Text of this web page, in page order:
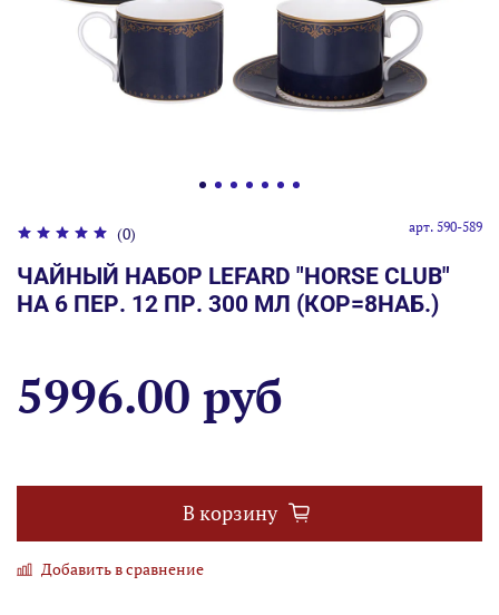
(0) арт. 590-589
ЧАЙНЫЙ НАБОР LEFARD "HORSE CLUB"
НА 6 ПЕР. 12 ПР. 300 МЛ (КОР=8НАБ.)
5996.00 руб
В корзину
Добавить в сравнение